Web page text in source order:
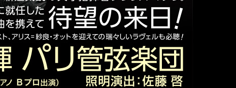
クラウス・マケラ。25歳の若さで音楽監督に就任した名門パリ管と勝負曲を携